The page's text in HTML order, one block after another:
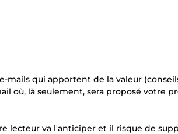
mails qui apportent de la valeur
où, là seulement, sera proposé votre
lecteur va l'anticiper et il risque de